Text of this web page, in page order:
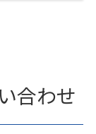
合わせ